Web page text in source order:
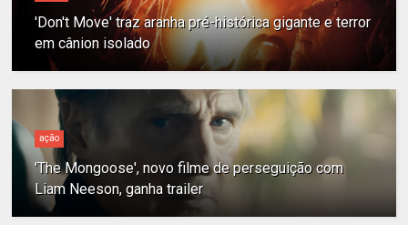
'Don't Move' traz aranha pré-histórica gigante e terror
em cânion isolado
ação
'The Mongoose', novo filme de perseguição com
Liam Neeson, ganha trailer